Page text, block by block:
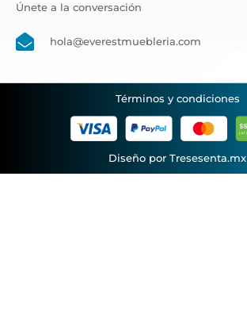
Únete a la conversación
hola@everestmuebleria.com
Términos y condiciones
Diseño por Tresesenta.mx